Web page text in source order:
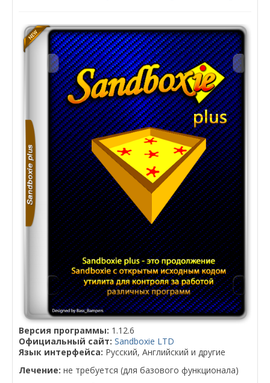
Версия программы: 1.12.6
Официальный сайт: Sandboxie LTD
Язык интерфейса: Русский, Английский и другие
Лечение: не требуется (для базового функционала)